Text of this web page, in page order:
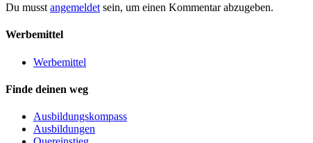
Du musst angemeldet sein, um einen Kommentar abzugeben.
Werbemittel
Werbemittel
Finde deinen weg
Ausbildungskompass
Ausbildungen